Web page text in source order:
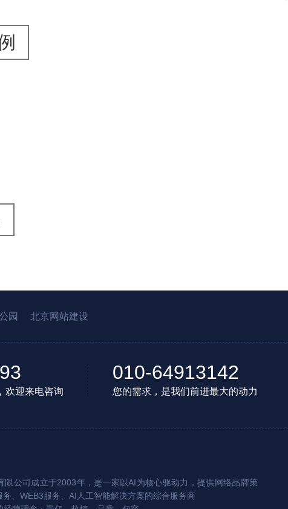
园 北京网站建设
欢迎来电咨询
010-64913142
您的需求，是我们前进最大的动力
限公司成立于2003年，是一家以AI为核心驱动力，提供网络品牌策
务、WEB3服务、AI人工智能解决方案的综合服务商